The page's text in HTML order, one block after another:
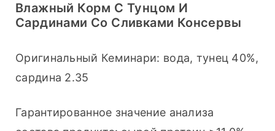
Влажный Корм С Тунцом И
Сардинами Со Сливками Консервы
Оригинальный Кеминари: вода, тунец 40%,
сардина 2.35
Гарантированное значение анализа